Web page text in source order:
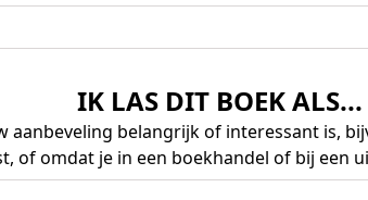
IK LAS DIT BOEK ALS...
aanbeveling belangrijk of interessant is,
of omdat je in een boekhandel of bij een